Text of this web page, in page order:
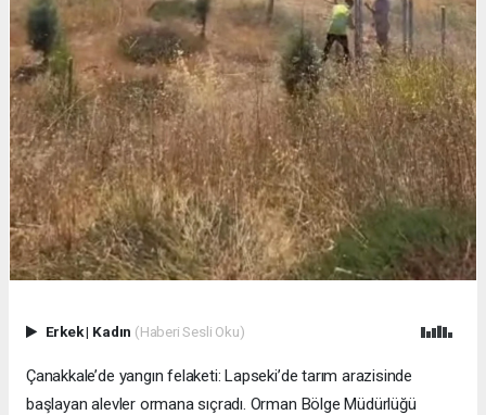
Erkek| Kadın (Haberi Sesli Oku)
Çanakkale’de yangın felaketi: Lapseki’de tarım arazisinde
başlayan alevler ormana sıçradı. Orman Bölge Müdürlüğü